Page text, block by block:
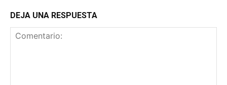
DEJA UNA RESPUESTA